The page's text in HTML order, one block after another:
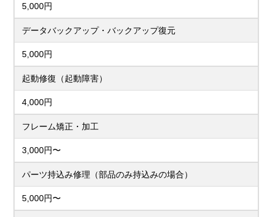
5,000円
データバックアップ・バックアップ復元
5,000円
起動修復（起動障害）
4,000円
フレーム矯正・加工
3,000円〜
パーツ持込み修理（部品のみ持込みの場合）
5,000円〜